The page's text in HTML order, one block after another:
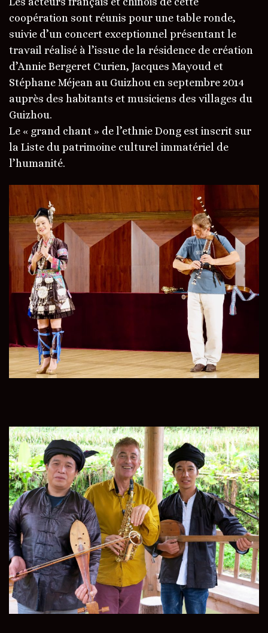
coopération sont réunis pour une table ronde,
suivie d’un concert exceptionnel présentant le
travail réalisé à l’issue de la résidence de création
d’Annie Bergeret Curien, Jacques Mayoud et
Stéphane Méjean au Guizhou en septembre 2014
auprès des habitants et musiciens des villages du
Guizhou.
Le « grand chant » de l’ethnie Dong est inscrit sur
la Liste du patrimoine culturel immatériel de
l’humanité.